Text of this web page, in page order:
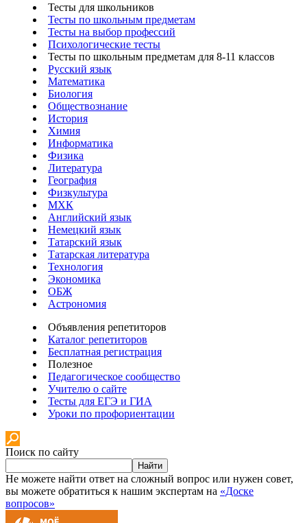
Тесты для школьников
Тесты по школьным предметам
Тесты на выбор профессий
Психологические тесты
Тесты по школьным предметам для 8-11 классов
Русский язык
Математика
Биология
Обществознание
История
Химия
Информатика
Физика
Литература
География
Физкультура
МХК
Английский язык
Немецкий язык
Татарский язык
Татарская литература
Технология
Экономика
ОБЖ
Астрономия
Объявления репетиторов
Каталог репетиторов
Бесплатная регистрация
Полезное
Педагогическое сообщество
Учителю о сайте
Тесты для ЕГЭ и ГИА
Уроки по профориентации
Поиск по сайту
Найти
Не можете найти ответ на сложный вопрос или нужен совет,
вы можете обратиться к нашим экспертам на «Доске
вопросов»